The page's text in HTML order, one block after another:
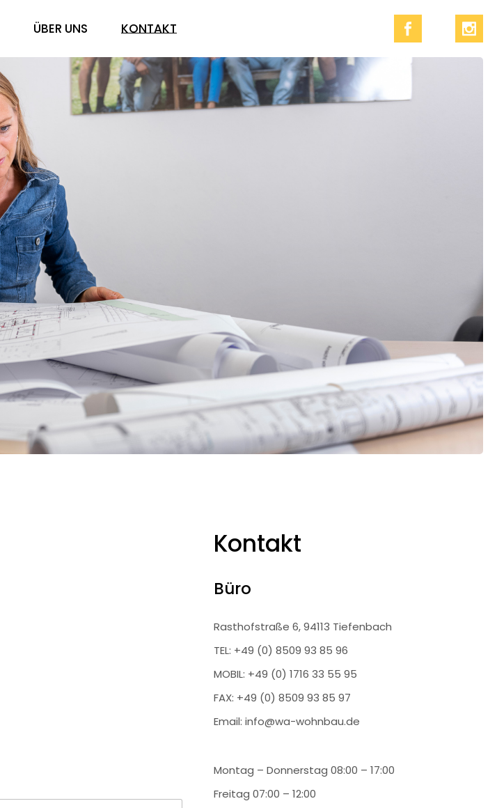
ÜBER UNS KONTAKT
Kontakt
Büro
Rasthofstraße 6, 94113 Tiefenbach
TEL: +49 (0) 8509 93 85 96
MOBIL: +49 (0) 1716 33 55 95
FAX: +49 (0) 8509 93 85 97
Email: info@wa-wohnbau.de
Montag – Donnerstag 08:00 – 17:00
Freitag 07:00 – 12:00